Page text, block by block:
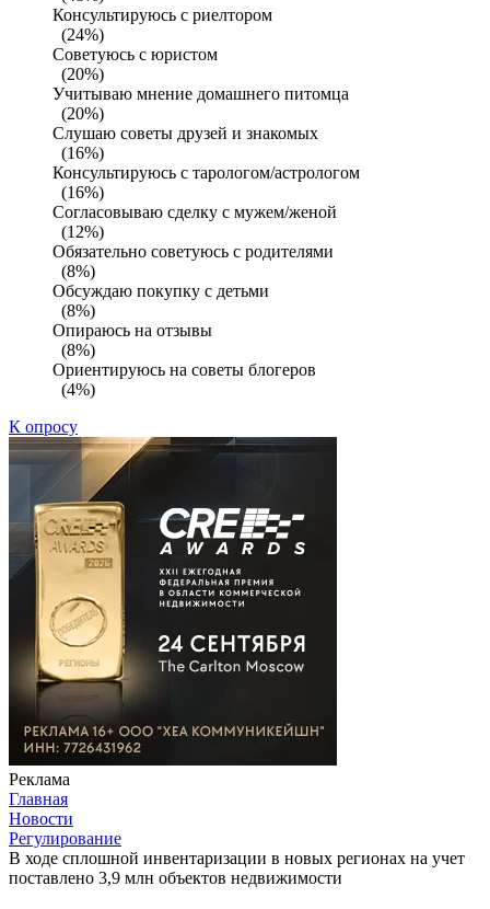
Консультируюсь с риелтором
(24%)
Советуюсь с юристом
(20%)
Учитываю мнение домашнего питомца
(20%)
Слушаю советы друзей и знакомых
(16%)
Консультируюсь с тарологом/астрологом
(16%)
Согласовываю сделку с мужем/женой
(12%)
Обязательно советуюсь с родителями
(8%)
Обсуждаю покупку с детьми
(8%)
Опираюсь на отзывы
(8%)
Ориентируюсь на советы блогеров
(4%)
К опросу
Реклама
Главная
Новости
Регулирование
В ходе сплошной инвентаризации в новых регионах на учет
поставлено 3,9 млн объектов недвижимости